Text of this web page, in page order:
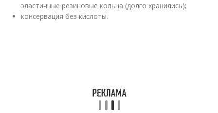
эластичные резиновые кольца (долго хранились);
консервация без кислоты.